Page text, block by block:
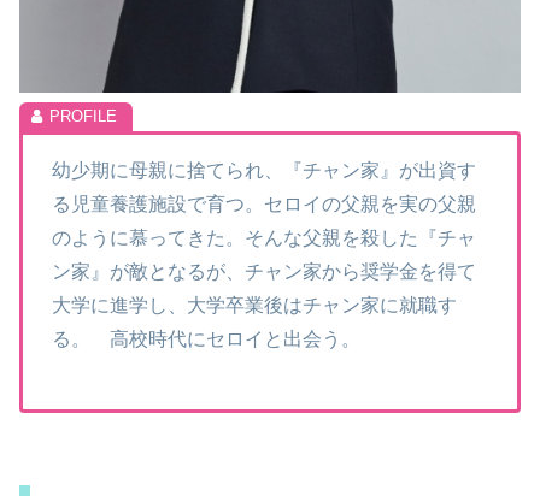
幼少期に母親に捨てられ、『チャン家』が出資す
る児童養護施設で育つ。セロイの父親を実の父親
のように慕ってきた。そんな父親を殺した『チャ
ン家』が敵となるが、チャン家から奨学金を得て
大学に進学し、大学卒業後はチャン家に就職す
る。 高校時代にセロイと出会う。